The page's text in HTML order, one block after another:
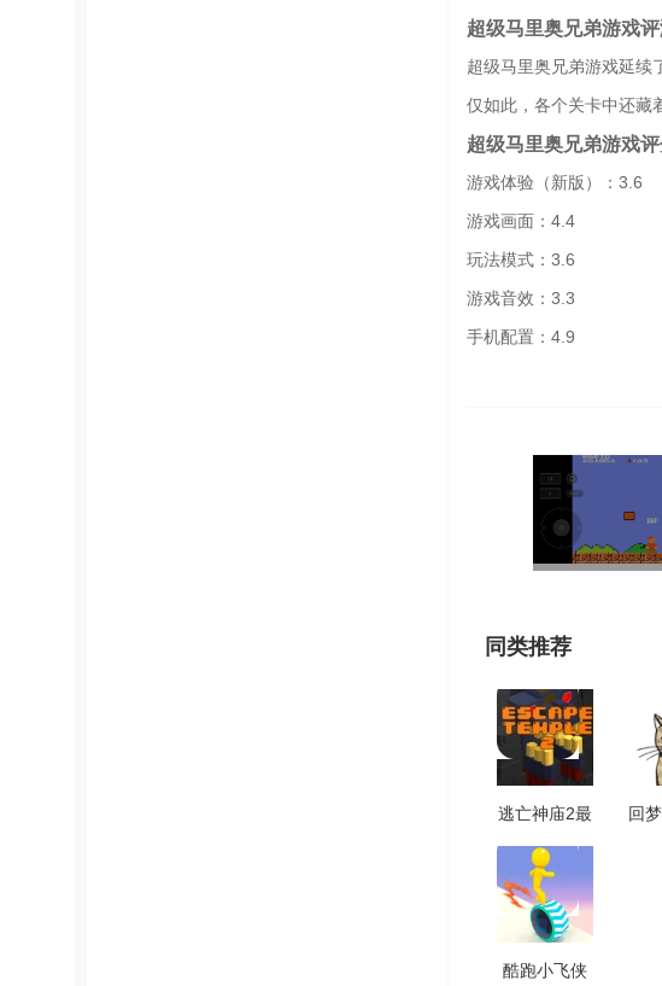
超级马里奥兄弟游戏评
超级马里奥兄弟游戏延续
仅如此，各个关卡中还藏
超级马里奥兄弟游戏评
游戏体验（新版）：3.6
游戏画面：4.4
玩法模式：3.6
游戏音效：3.3
手机配置：4.9
同类推荐
逃亡神庙2最
新版 V1.1
回
酷跑小飞侠